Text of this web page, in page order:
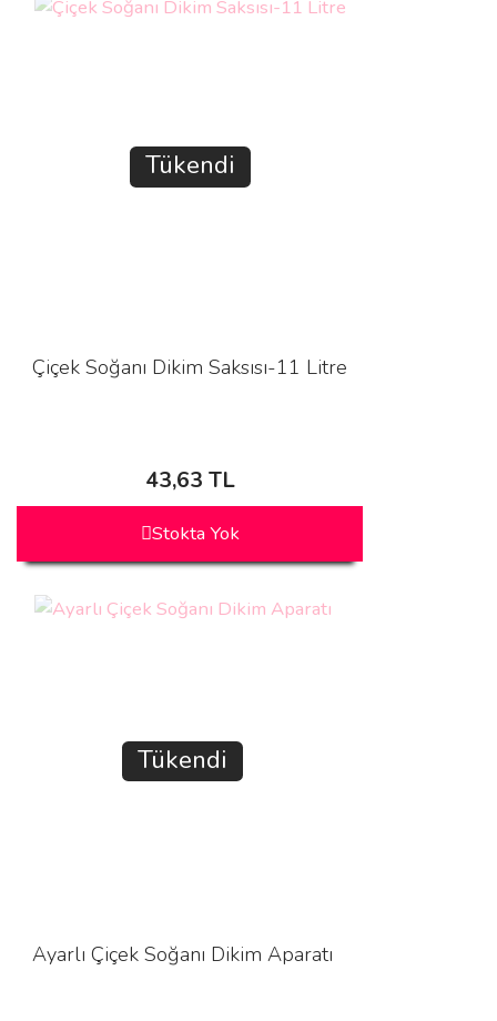
Tükendi
Çiçek Soğanı Dikim Saksısı-11 Litre
43,63 TL
Stokta Yok
Tükendi
Ayarlı Çiçek Soğanı Dikim Aparatı